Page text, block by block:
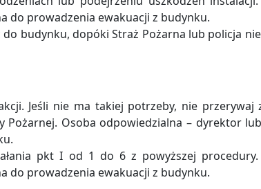
do prowadzenia ewakuacji z budynku.
budynku, dopóki Straż Pożarna lub policja nie
Jeśli nie ma takiej potrzeby, nie przerywaj
Pożarnej. Osoba odpowiedzialna – dyrektor
pkt I od 1 do 6 z powyższej procedury.
do prowadzenia ewakuacji z budynku.